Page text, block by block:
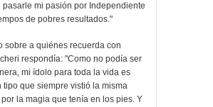
pasarle mi pasión por Independiente
de pobres resultados."
sobre a quiénes recuerda con
respondía: "Como no podía ser
mi ídolo para toda la vida es
tipo que siempre vistió la misma
la magia que tenía en los pies. Y